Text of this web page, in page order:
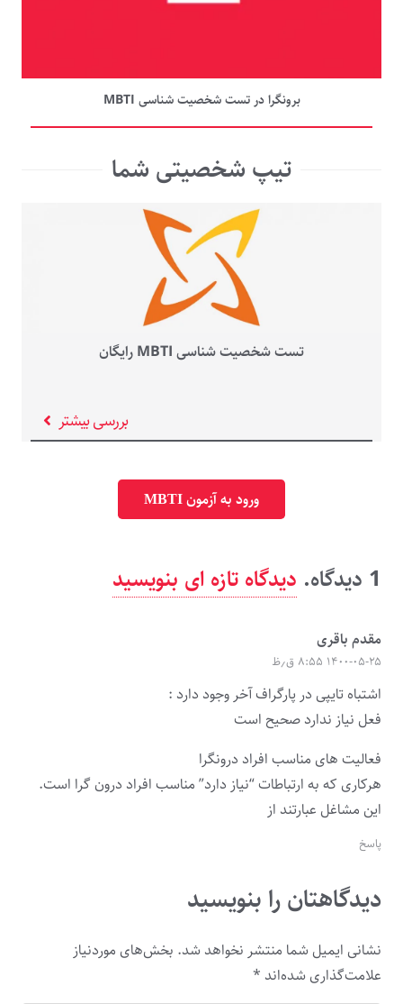
برونگرا در تست شخصیت شناسی MBTI
تیپ شخصیتی شما
تست شخصیت شناسی MBTI رایگان
بررسی بیشتر
ورود به آزمون MBTI
1 دیدگاه. دیدگاه تازه ای بنویسید
مقدم باقری
۱۴۰۰-۰۵-۲۵ ۸:۵۵ ق٫ظ
اشتباه تایپی در پارگراف آخر وجود دارد :
فعل نیاز ندارد صحیح است
فعالیت های مناسب افراد درونگرا
هرکاری که به ارتباطات “نیاز دارد” مناسب افراد درون گرا است.
این مشاغل عبارتند از
پاسخ
دیدگاهتان را بنویسید
نشانی ایمیل شما منتشر نخواهد شد. بخش‌های موردنیاز
علامت‌گذاری شده‌اند *